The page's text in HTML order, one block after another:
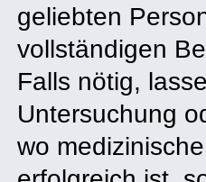
geliebten
vollständigen
Falls nötig,
Untersuchung
wo